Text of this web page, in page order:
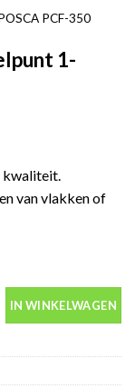
PCF-350
1-
kwaliteit.
van vlakken of
IN WINKELWAGEN